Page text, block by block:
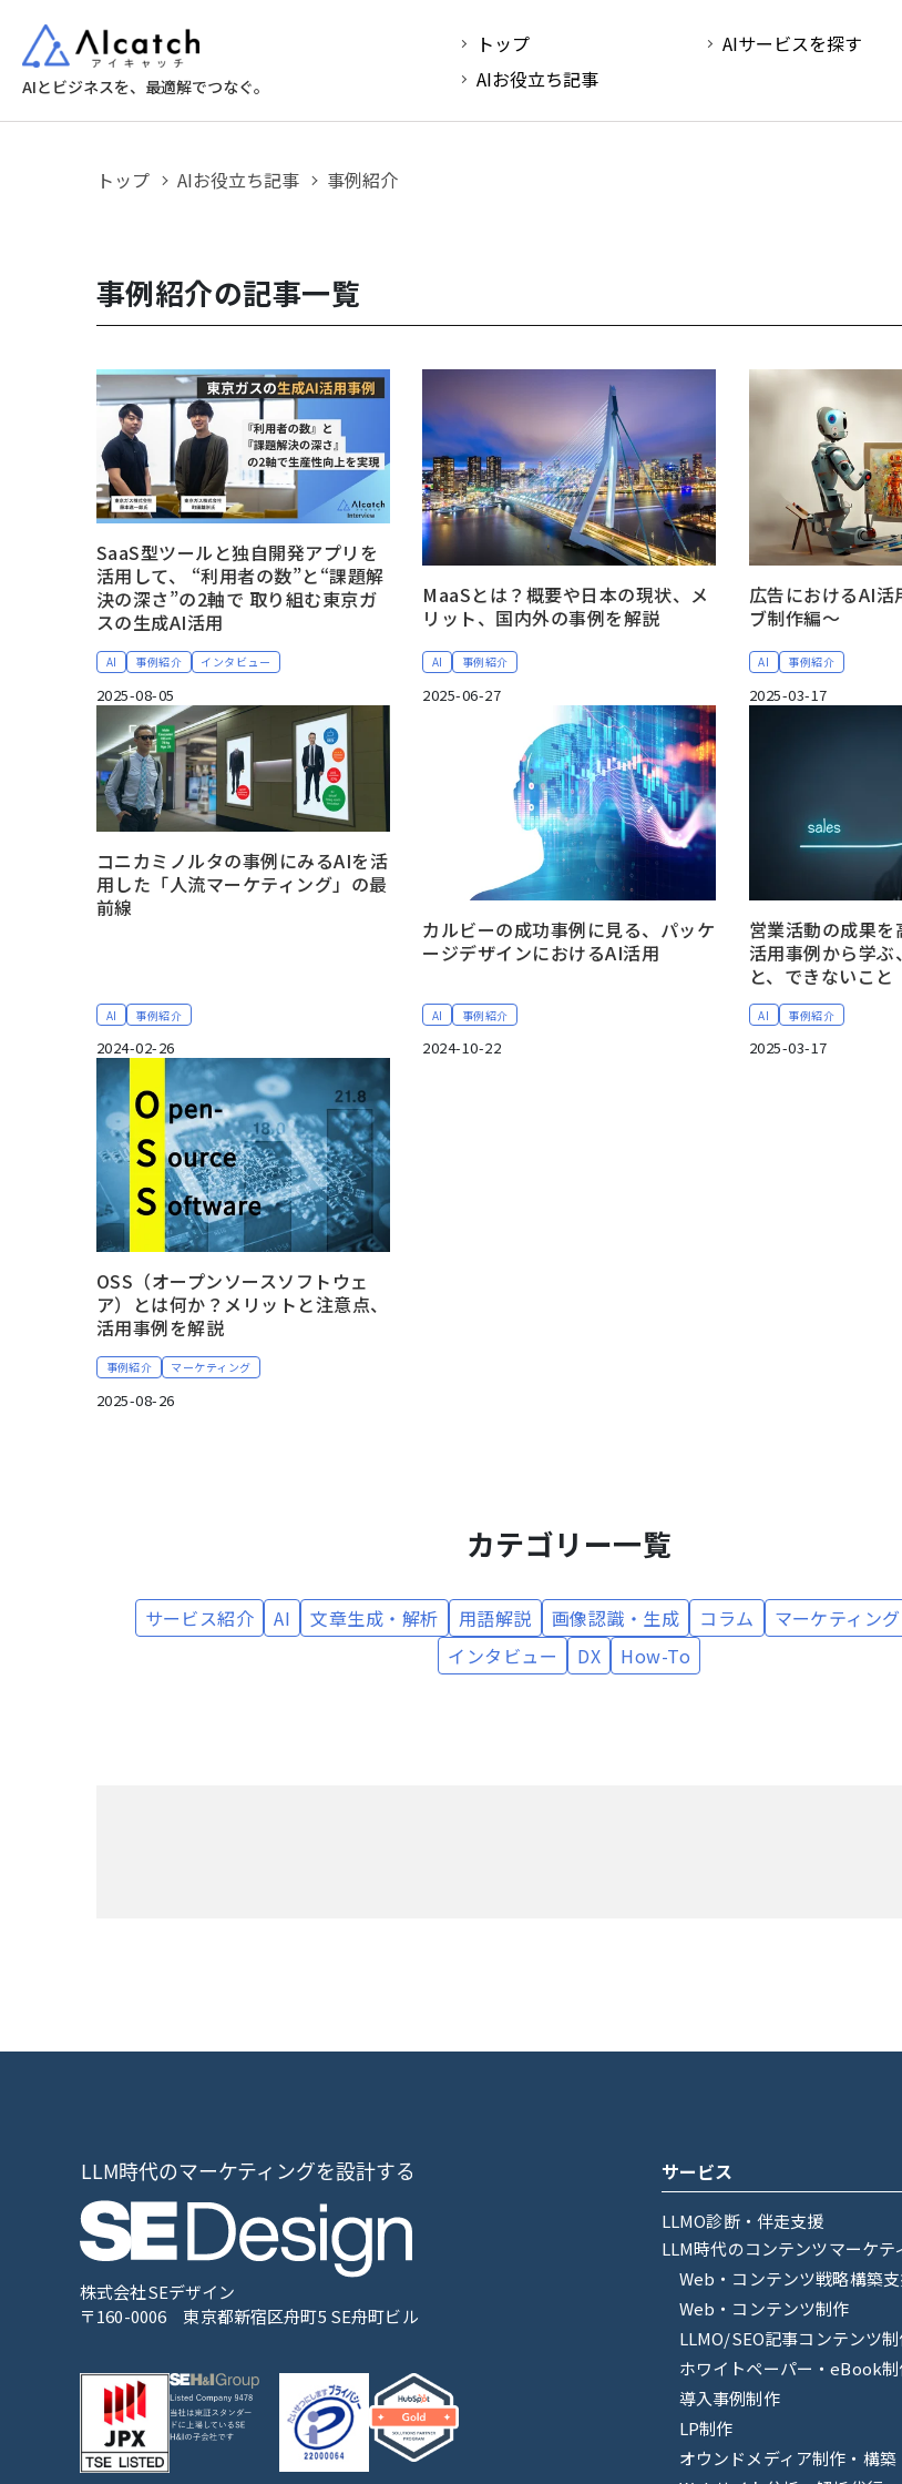
AIとビジネスを、最適解でつなぐ。
トップ
AIサービスを探す
AIお役立ち記事
トップ AIお役立ち記事 事例紹介
事例紹介の記事一覧
SaaS型ツールと独自開発アプリを
活用して、 “利用者の数”と“課題解
決の深さ”の2軸で 取り組む東京ガ
スの生成AI活用
AI 事例紹介 インタビュー
2025-08-05
MaaSとは？概要や日本の現状、メ
リット、国内外の事例を解説
AI 事例紹介
2025-06-27
広告におけるAI活
ブ制作編～
AI 事例紹介
2025-03-17
コニカミノルタの事例にみるAIを活
用した「人流マーケティング」の最
前線
AI 事例紹介
2024-02-26
カルビーの成功事例に見る、パッケ
ージデザインにおけるAI活用
AI 事例紹介
2024-10-22
営業活動の成果を
活用事例から学ぶ
と、できないこと
AI 事例紹介
2025-03-17
OSS（オープンソースソフトウェ
ア）とは何か？メリットと注意点、
活用事例を解説
事例紹介 マーケティング
2025-08-26
カテゴリー一覧
サービス紹介 AI 文章生成・解析 用語解説 画像認識・生成 コラム マーケティング
インタビュー
DX How-To
株式会社SEデザイン
〒160-0006
東京都新宿区舟町5 SE舟町ビル
サービス
LLMO診断・伴走支援
LLM時代のコンテンツマーケテ
Web・コンテンツ戦略構築
Web・コンテンツ制作
LLMO/SEO記事コンテンツ
ホワイトペーパー・eBook
導入事例制作
LP制作
オウンドメディア制作・構築